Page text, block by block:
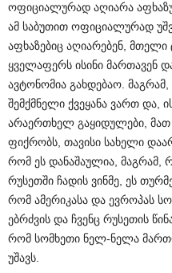
ოფიციალურად აღიარა
ამ საბუთით ოფიციალურად
აფხაზებიც აღიარებენ, მთელი
ყველაფერს ისინი მართავენ
ავტონომია გახდებაო. მაგრამ,
შემქმნელი ქვეყანა ვართ და,
არაერთხელ გაყიდულები, მათ
ფიქრობს, თავისი სახელი
რომ ეს დანაშაულია, მაგრამ,
რუსეთში ჩადის ვინმე, ეს
რომ ამერიკასა და ევროპას
ებრძვის და ჩვენც რუსეთის
რომ სომხეთი ნელ-ნელა
უშავს.